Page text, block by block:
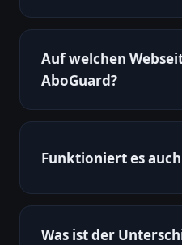
Auf welchen
AboGuard?
Funktioniert es
Was ist der